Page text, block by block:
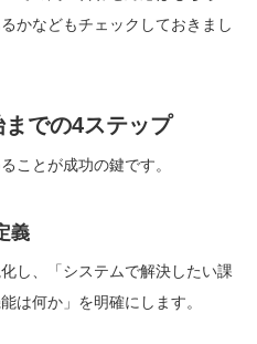
かなどもチェックしておきまし
での4ステップ
ことが成功の鍵です。
義
し、「システムで解決したい課
は何か」を明確にします。